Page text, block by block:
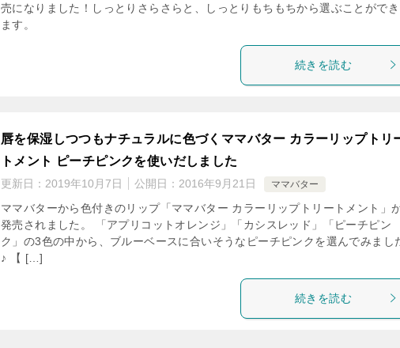
売になりました！しっとりさらさらと、しっとりもちもちから選ぶことができ
ます。
続きを読む
唇を保湿しつつもナチュラルに色づくママバター カラーリップトリ
トメント ピーチピンクを使いだしました
更新日： 2019年10月7日 公開日： 2016年9月21日 ママバター
ママバターから色付きのリップ「ママバター カラーリップトリートメント」
発売されました。 「アプリコットオレンジ」「カシスレッド」「ピーチピン
ク」の3色の中から、ブルーベースに合いそうなピーチピンクを選んでみまし
♪ 【 […]
続きを読む